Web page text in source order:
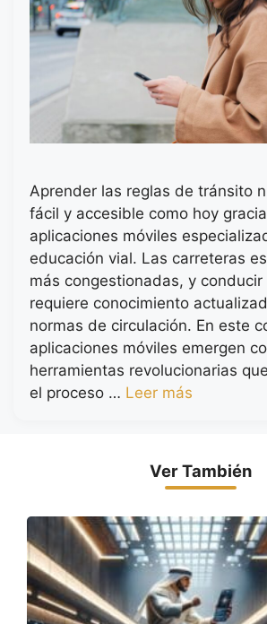
Aprender las reglas de tránsito
fácil y accesible como hoy
aplicaciones móviles
educación vial. Las carreteras
más congestionadas, y
requiere conocimiento
normas de circulación. En este
aplicaciones móviles emergen
herramientas revolucionarias
el proceso … Leer más
Ver También